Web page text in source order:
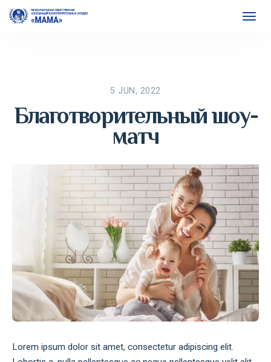
5 JUN, 2022
Благотворительный шоу-
матч
Lorem ipsum dolor sit amet, consectetur adipiscing elit.